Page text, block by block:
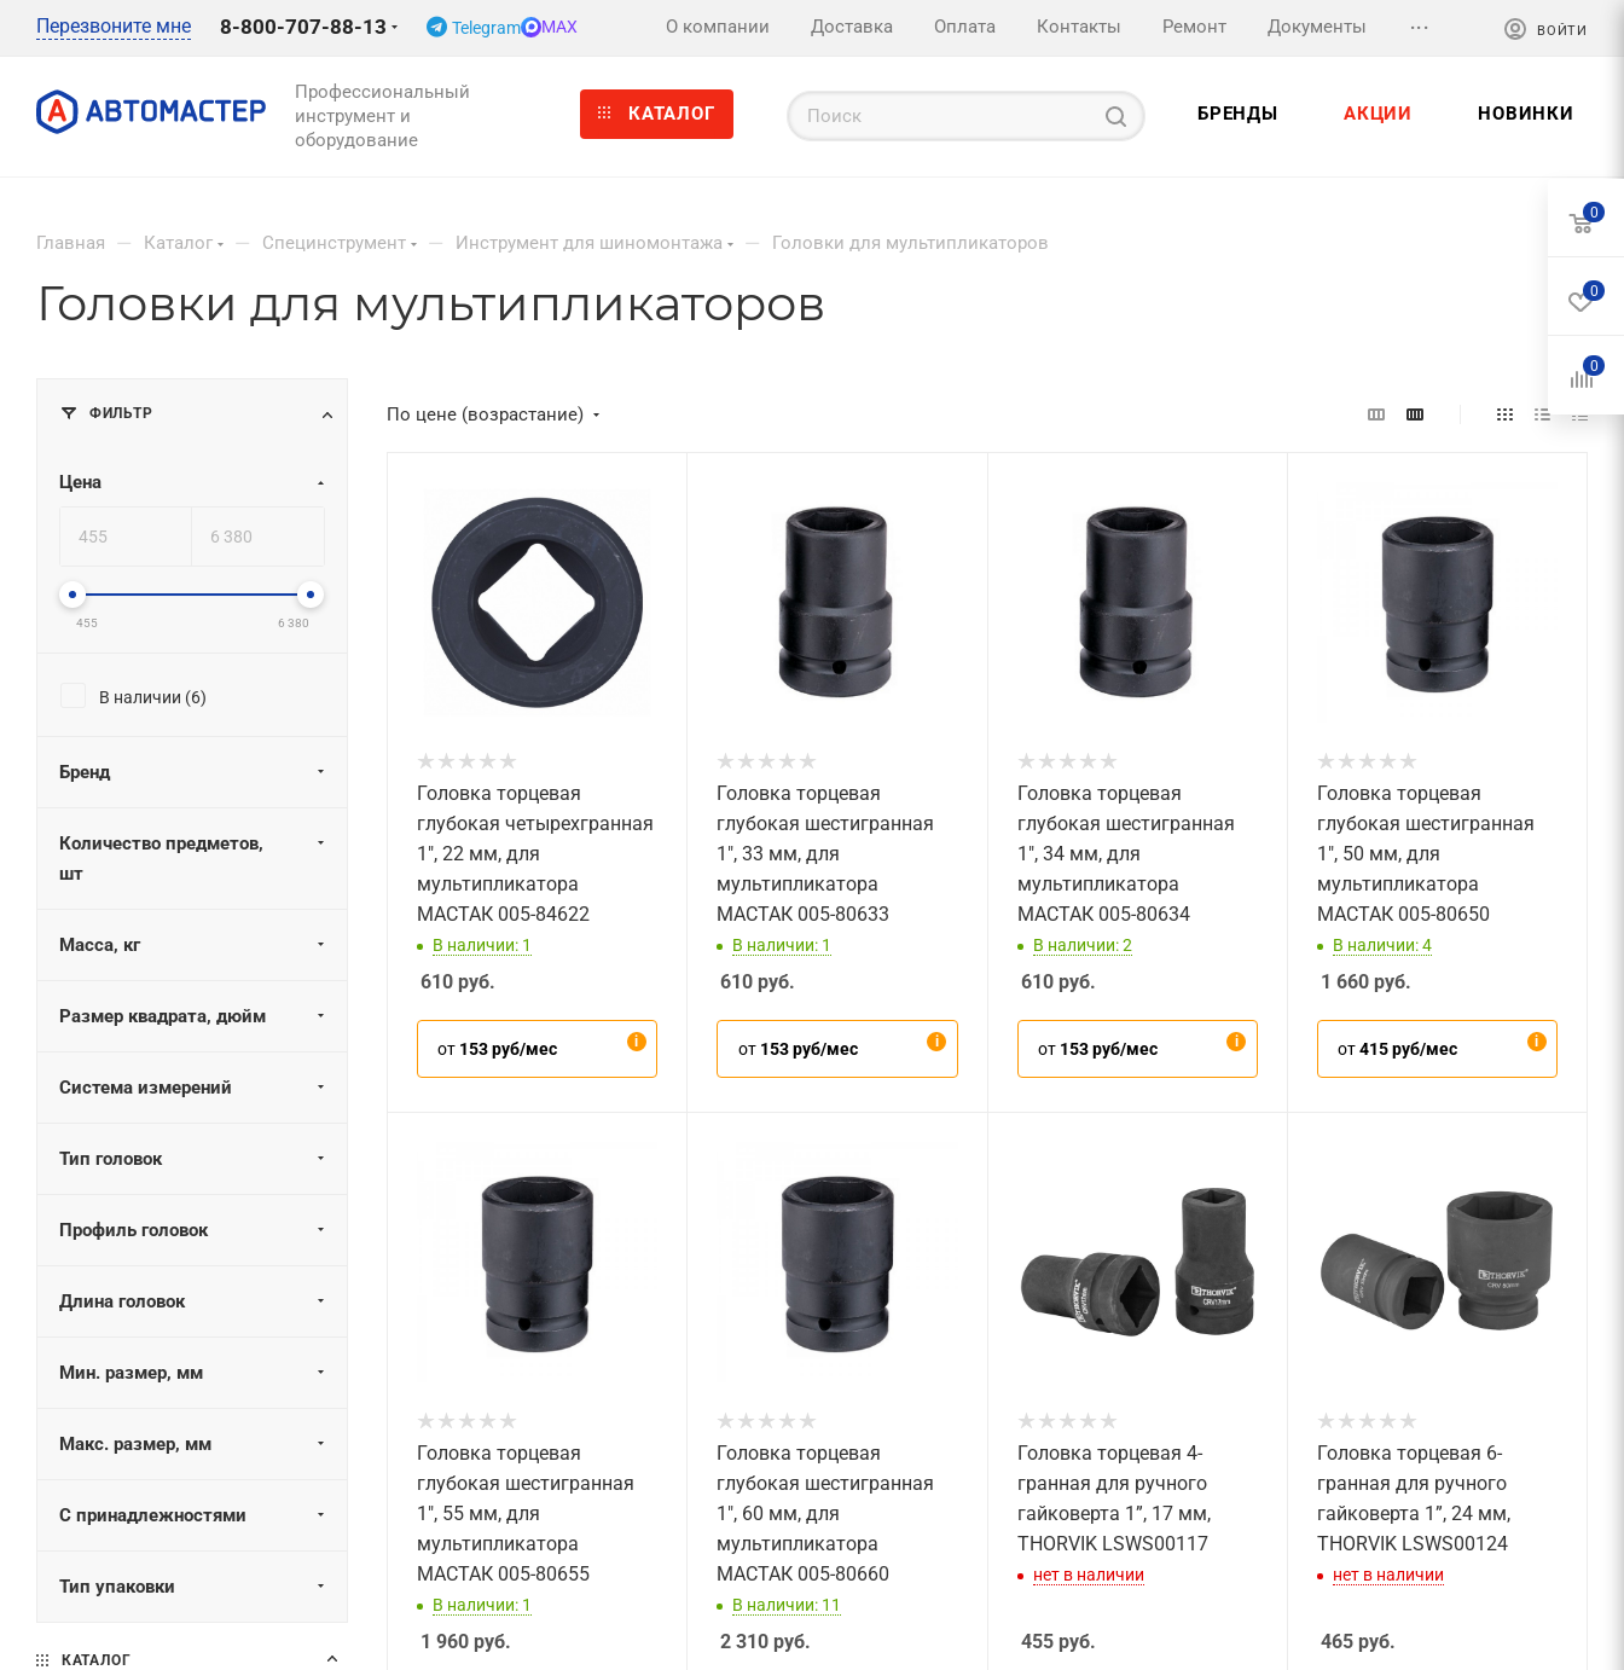
Перезвоните мне 8-800-707-88-13 Telegram MAX О компании Доставка Оплата Контакты Ремонт Документы ... ВОЙТИ
Профессиональный
инструмент и
оборудование
КАТАЛОГ БРЕНДЫ АКЦИИ НОВИНКИ
Главная — Каталог — Специнструмент — Инструмент для шиномонтажа — Головки для мультипликаторов
Головки для мультипликаторов
По цене (возрастание)
Головка торцевая
глубокая четырехгранная
1", 22 мм, для
мультипликатора
МАСТАК 005-84622
В наличии: 1
610 руб.
от 153 руб/мес
Головка торцевая
глубокая шестигранная
1", 33 мм, для
мультипликатора
МАСТАК 005-80633
В наличии: 1
610 руб.
от 153 руб/мес
Головка торцевая
глубокая шестигранная
1", 34 мм, для
мультипликатора
МАСТАК 005-80634
В наличии: 2
610руб.
от 153 руб/мес
Головка торцевая
глубокая шестигранная
1", 50 мм, для
мультипликатора
МАСТАК 005-80650
В наличии: 4
1 660руб.
от415 руб/мес
Головка торцевая
глубокая шестигранная
1", 55 мм, для
мультипликатора
МАСТАК 005-80655
В наличии: 1
1 960 руб.
Головка торцевая
глубокая шестигранная
1", 60 мм, для
мультипликатора
МАСТАК 005-80660
В наличии: 11
2 310 руб.
Головка торцевая 4-
гранная для ручного
гайковерта 1”, 17 мм,
THORVIK LSWS00117
нет в наличии
455руб.
Головка торцевая 6-
гранная для ручного
гайковерта 1”, 24 мм,
THORVIK LSWS00124
нет в наличии
465руб.
КАТАЛОГ
ФИЛЬТР
Цена
455 6 380
В наличии (6)
Бренд
Количество предметов,
шт
Масса, кг
Размер квадрата, дюйм
Система измерений
Тип головок
Профиль головок
Длина головок
Мин. размер, мм
Макс. размер, мм
С принадлежностями
Тип упаковки
0
0
0